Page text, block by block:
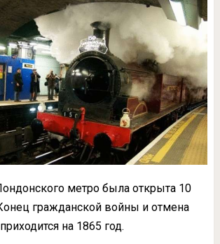
метро была открыта 10
гражданской войны и отмена
на 1865 год.